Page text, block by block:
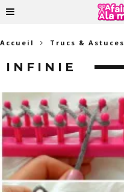
Accueil Trucs & Astuces
INFINIE